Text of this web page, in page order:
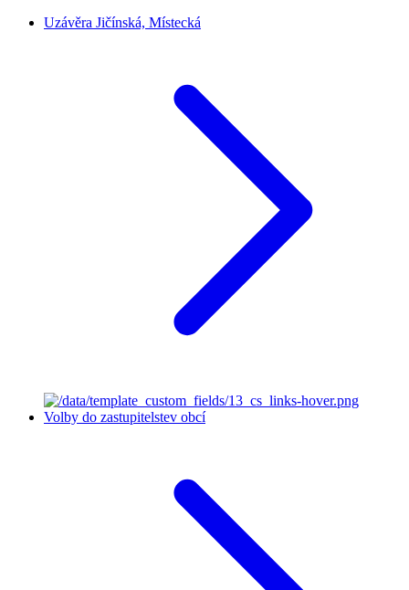
Uzávěra Jičínská, Místecká
Volby do zastupitelstev obcí